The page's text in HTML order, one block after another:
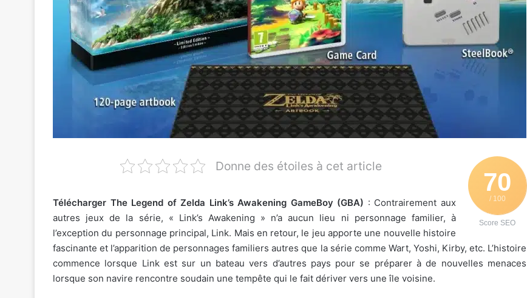
70
/ 100
Score SEO
Donne des étoiles à cet article
Télécharger The Legend of Zelda Link’s Awakening GameBoy (GBA) : Contrairement aux
autres jeux de la série, « Link’s Awakening » n’a aucun lieu ni personnage familier, à
l’exception du personnage principal, Link. Mais en retour, le jeu apporte une nouvelle histoire
fascinante et l’apparition de personnages familiers autres que la série comme Wart, Yoshi, Kirby, etc. L’histoire
commence lorsque Link est sur un bateau vers d’autres pays pour se préparer à de nouvelles menaces
lorsque son navire rencontre soudain une tempête qui le fait dériver vers une île voisine.